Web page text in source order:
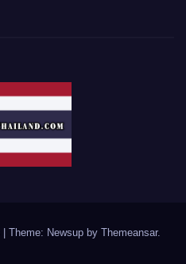
Theme: Newsup by Themeansar.